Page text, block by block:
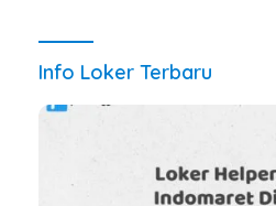
Info Loker Terbaru